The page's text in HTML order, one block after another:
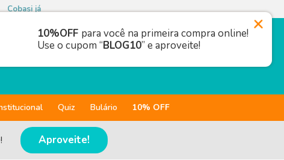
Cobasi já
Quiz Bulário 10% OFF
Aproveite!
10%OFF para você na primeira compra online!
Use o cupom “BLOG10” e aproveite!